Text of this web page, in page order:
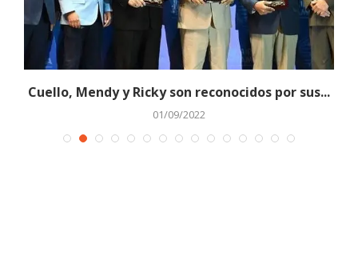
Cuello, Mendy y Ricky son reconocidos por sus...
01/09/2022